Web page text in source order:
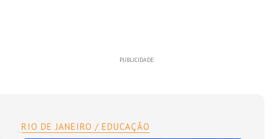
PUBLICIDADE
RIO DE JANEIRO / EDUCAÇÃO